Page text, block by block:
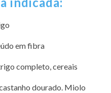
em fibra
completo, cereais
dourado. Miolo